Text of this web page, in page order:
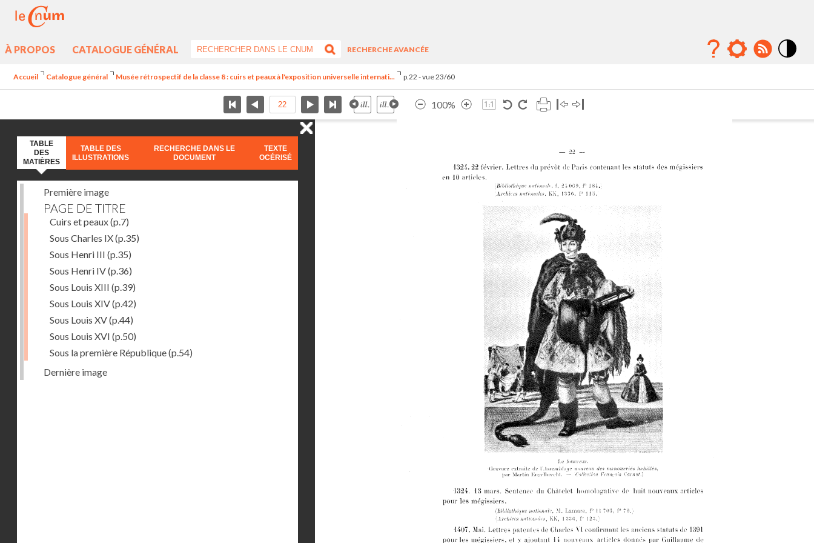
À PROPOS CATALOGUE GÉNÉRAL
RECHERCHE AVANCÉE
Accueil Catalogue général Musée rétrospectif de la classe 8 : cuirs et peaux à l'exposition universelle internati... p.22 - vue 23/60
100%
TABLE
DES
MATIÈRES
TABLE DES
ILLUSTRATIONS
RECHERCHE DANS LE
DOCUMENT
TEXTE
OCÉRISÉ
Première image
PAGE DE TITRE
Cuirs et peaux(p.7)
Sous Charles IX(p.35)
Sous Henri III (p.35)
Sous Henri IV(p.36)
Sous Louis XIII (p.39)
Sous Louis XIV(p.42)
Sous Louis XV(p.44)
Sous Louis XVI (p.50)
Sous la première République(p.54)
Dernière image